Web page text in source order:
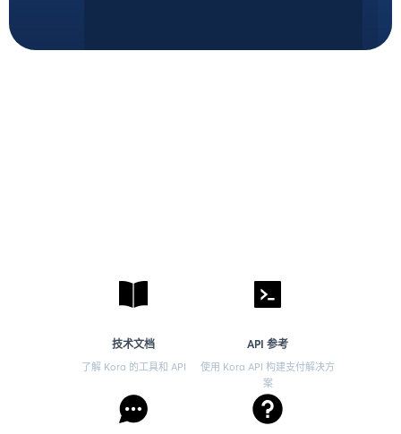
技术文档
了解 Kora 的工具和 API
API 参考
使用 Kora API 构建支付解决方
案